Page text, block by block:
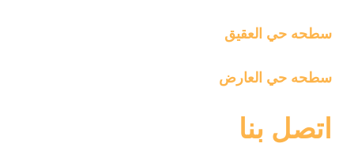
سطحه حي العقيق
سطحه حي العارض
اتصل بنا